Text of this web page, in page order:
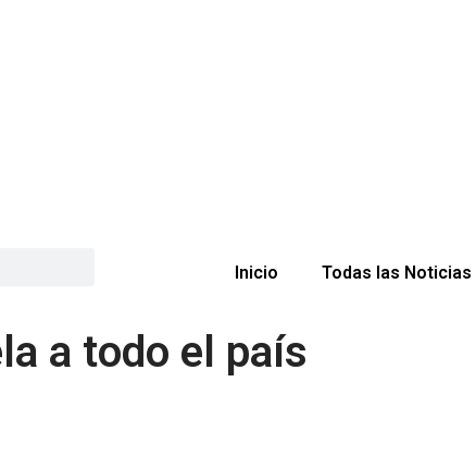
Inicio Todas las Noticias
a todo el país